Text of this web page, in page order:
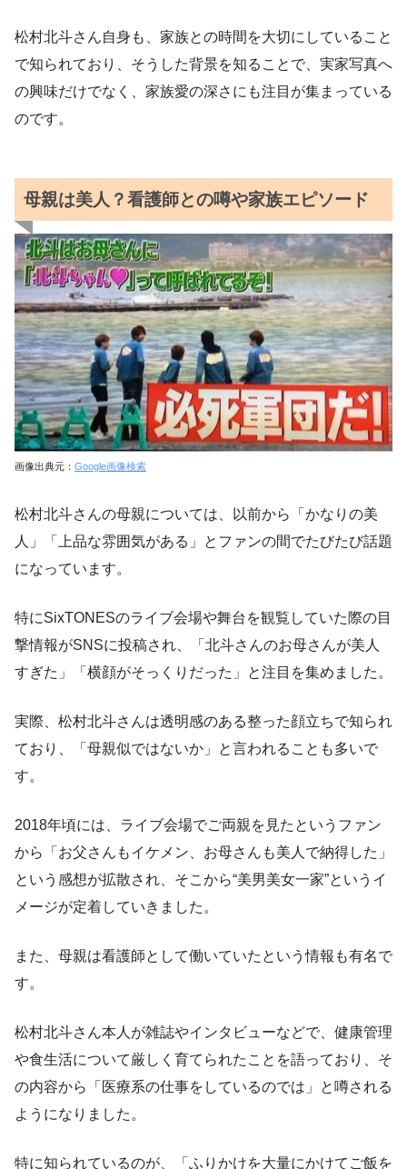
松村北斗さん自身も、家族との時間を大切にしていること
で知られており、そうした背景を知ることで、実家写真へ
の興味だけでなく、家族愛の深さにも注目が集まっている
のです。
母親は美人？看護師との噂や家族エピソード
画像出典元： Google画像検索
松村北斗さんの母親については、以前から「かなりの美
人」「上品な雰囲気がある」とファンの間でたびたび話題
になっています。
特にSixTONESのライブ会場や舞台を観覧していた際の目
撃情報がSNSに投稿され、「北斗さんのお母さんが美人
すぎた」「横顔がそっくりだった」と注目を集めました。
実際、松村北斗さんは透明感のある整った顔立ちで知られ
ており、「母親似ではないか」と言われることも多いで
す。
2018年頃には、ライブ会場でご両親を見たというファン
から「お父さんもイケメン、お母さんも美人で納得した」
という感想が拡散され、そこから“美男美女一家”というイ
メージが定着していきました。
また、母親は看護師として働いていたという情報も有名で
す。
松村北斗さん本人が雑誌やインタビューなどで、健康管理
や食生活について厳しく育てられたことを語っており、そ
の内容から「医療系の仕事をしているのでは」と噂される
ようになりました。
特に知られているのが、「ふりかけを大量にかけてご飯を